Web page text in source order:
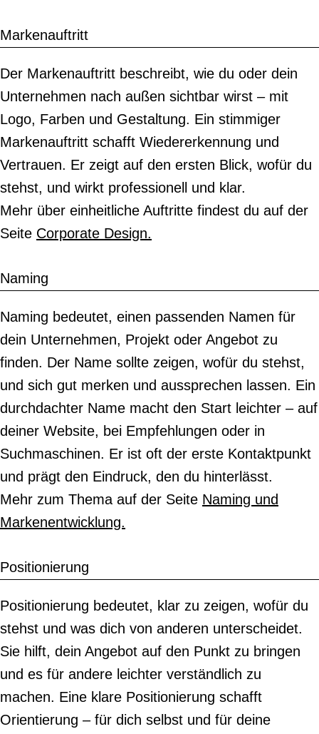
Markenauftritt
Der Markenauftritt beschreibt, wie du oder dein
Unternehmen nach außen sichtbar wirst – mit
Logo, Farben und Gestaltung. Ein stimmiger
Markenauftritt schafft Wiedererkennung und
Vertrauen. Er zeigt auf den ersten Blick, wofür du
stehst, und wirkt professionell und klar.
Mehr über einheitliche Auftritte findest du auf der
Seite Corporate Design.
Naming
Naming bedeutet, einen passenden Namen für
dein Unternehmen, Projekt oder Angebot zu
finden. Der Name sollte zeigen, wofür du stehst,
und sich gut merken und aussprechen lassen. Ein
durchdachter Name macht den Start leichter – auf
deiner Website, bei Empfehlungen oder in
Suchmaschinen. Er ist oft der erste Kontaktpunkt
und prägt den Eindruck, den du hinterlässt.
Mehr zum Thema auf der Seite Naming und
Markenentwicklung.
Positionierung
Positionierung bedeutet, klar zu zeigen, wofür du
stehst und was dich von anderen unterscheidet.
Sie hilft, dein Angebot auf den Punkt zu bringen
und es für andere leichter verständlich zu
machen. Eine klare Positionierung schafft
Orientierung – für dich selbst und für deine